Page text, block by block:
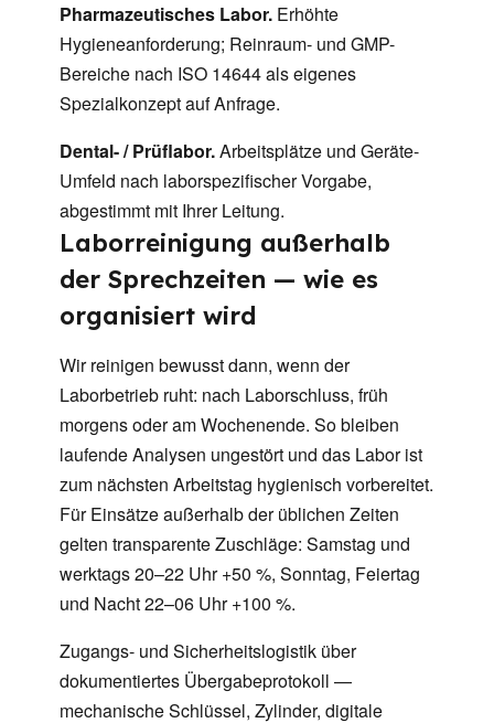
Pharmazeutisches Labor. Erhöhte
Hygieneanforderung; Reinraum- und GMP-
Bereiche nach ISO 14644 als eigenes
Spezialkonzept auf Anfrage.
Dental- / Prüflabor.Arbeitsplätze und Geräte-
Umfeld nach laborspezifischer Vorgabe,
abgestimmt mit Ihrer Leitung.
Laborreinigung außerhalb
der Sprechzeiten — wie es
organisiert wird
Wir reinigen bewusst dann, wenn der
Laborbetrieb ruht: nach Laborschluss, früh
morgens oder am Wochenende. So bleiben
laufende Analysen ungestört und das Labor ist
zum nächsten Arbeitstag hygienisch vorbereitet.
Für Einsätze außerhalb der üblichen Zeiten
gelten transparente Zuschläge: Samstag und
werktags 20–22 Uhr +50 %, Sonntag, Feiertag
und Nacht 22–06 Uhr +100 %.
Zugangs- und Sicherheitslogistik über
dokumentiertes Übergabeprotokoll —
mechanische Schlüssel, Zylinder, digitale